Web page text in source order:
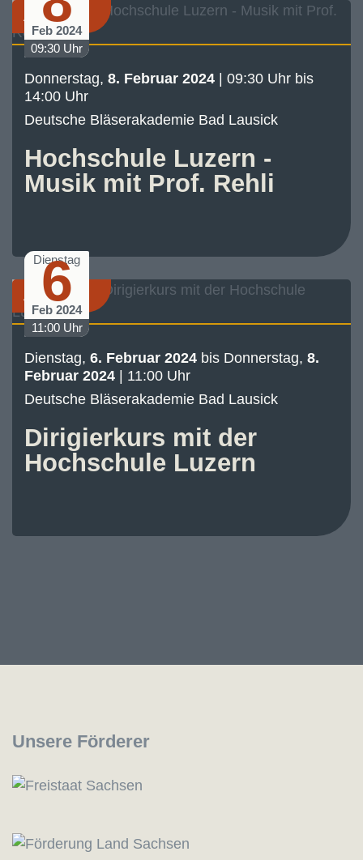
Akademie
Feb 2024
09:30 Uhr
Donnerstag, 8. Februar 2024 | 09:30 Uhr bis
14:00 Uhr
Deutsche Bläserakademie Bad Lausick
Hochschule Luzern -
Musik mit Prof. Rehli
Akademie
Dienstag
6
Feb 2024
11:00 Uhr
Dienstag, 6. Februar 2024 bis Donnerstag, 8.
Februar 2024 | 11:00 Uhr
Deutsche Bläserakademie Bad Lausick
Dirigierkurs mit der
Hochschule Luzern
Unsere Förderer